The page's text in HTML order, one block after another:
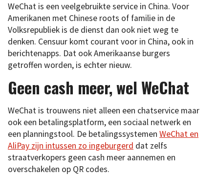
WeChat is een veelgebruikte service in China. Voor
Amerikanen met Chinese roots of familie in de
Volksrepubliek is de dienst dan ook niet weg te
denken. Censuur komt courant voor in China, ook in
berichtenapps. Dat ook Amerikaanse burgers
getroffen worden, is echter nieuw.
Geen cash meer, wel WeChat
WeChat is trouwens niet alleen een chatservice maar
ook een betalingsplatform, een sociaal netwerk en
een planningstool. De betalingssystemen WeChat en
AliPay zijn intussen zo ingeburgerd dat zelfs
straatverkopers geen cash meer aannemen en
overschakelen op QR codes.